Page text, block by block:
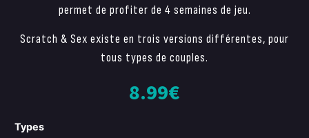
permet de profiter de 4 semaines de jeu.
Scratch & Sex existe en trois versions différentes, pour
tous types de couples.
8.99€
Types